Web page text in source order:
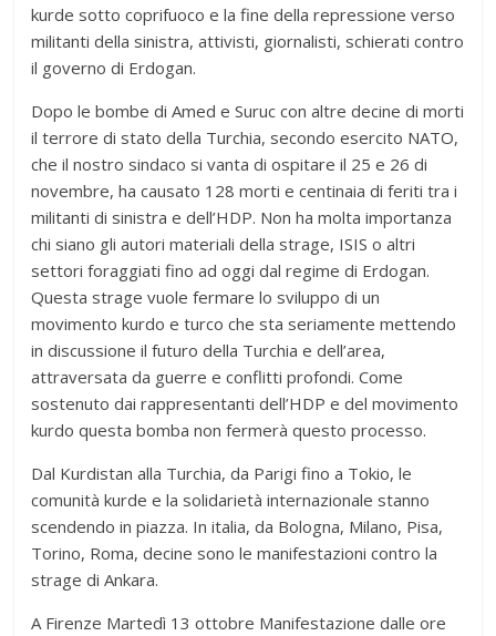
kurde sotto coprifuoco e la fine della repressione verso
militanti della sinistra, attivisti, giornalisti, schierati contro
il governo di Erdogan.
Dopo le bombe di Amed e Suruc con altre decine di morti
il terrore di stato della Turchia, secondo esercito NATO,
che il nostro sindaco si vanta di ospitare il 25 e 26 di
novembre, ha causato 128 morti e centinaia di feriti tra i
militanti di sinistra e dell’HDP. Non ha molta importanza
chi siano gli autori materiali della strage, ISIS o altri
settori foraggiati fino ad oggi dal regime di Erdogan.
Questa strage vuole fermare lo sviluppo di un
movimento kurdo e turco che sta seriamente mettendo
in discussione il futuro della Turchia e dell’area,
attraversata da guerre e conflitti profondi. Come
sostenuto dai rappresentanti dell’HDP e del movimento
kurdo questa bomba non fermerà questo processo.
Dal Kurdistan alla Turchia, da Parigi fino a Tokio, le
comunità kurde e la solidarietà internazionale stanno
scendendo in piazza. In italia, da Bologna, Milano, Pisa,
Torino, Roma, decine sono le manifestazioni contro la
strage di Ankara.
A Firenze Martedì 13 ottobre Manifestazione dalle ore